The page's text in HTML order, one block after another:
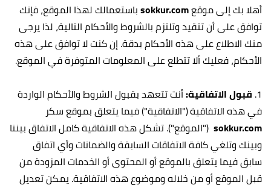
أهلا بك إلى موقعsokkur.comباستعمالك لهذا الموقع، فإنك
توافق على أن تتقيد وتلتزم بالشروط والأحكام التالية، لذا يرجى
منك الاطلاع على هذه الأحكام بدقة. إن كنت لا توافق على هذه
الأحكام، فعليك ألا تتطلع على المعلومات المتوفرة في الموقع.
1. قبول الاتفاقية:أنت تتعهد بقبول الشروط والأحكام الواردة
في هذه الاتفاقية ("الاتفاقية") فيما يتعلق بموقع سكر
sokkur.com ("الموقع"). تشكل هذه الاتفاقية كامل الاتفاق بيننا
وبينك وتلغي كافة الاتفاقات السابقة والضمانات وأي اتفاق
سابق فيما يتعلق بالموقع أو المحتوى أو الخدمات المزودة من
قبل الموقع أو من خلاله وموضوع هذه الاتفاقية. يمكن تعديل